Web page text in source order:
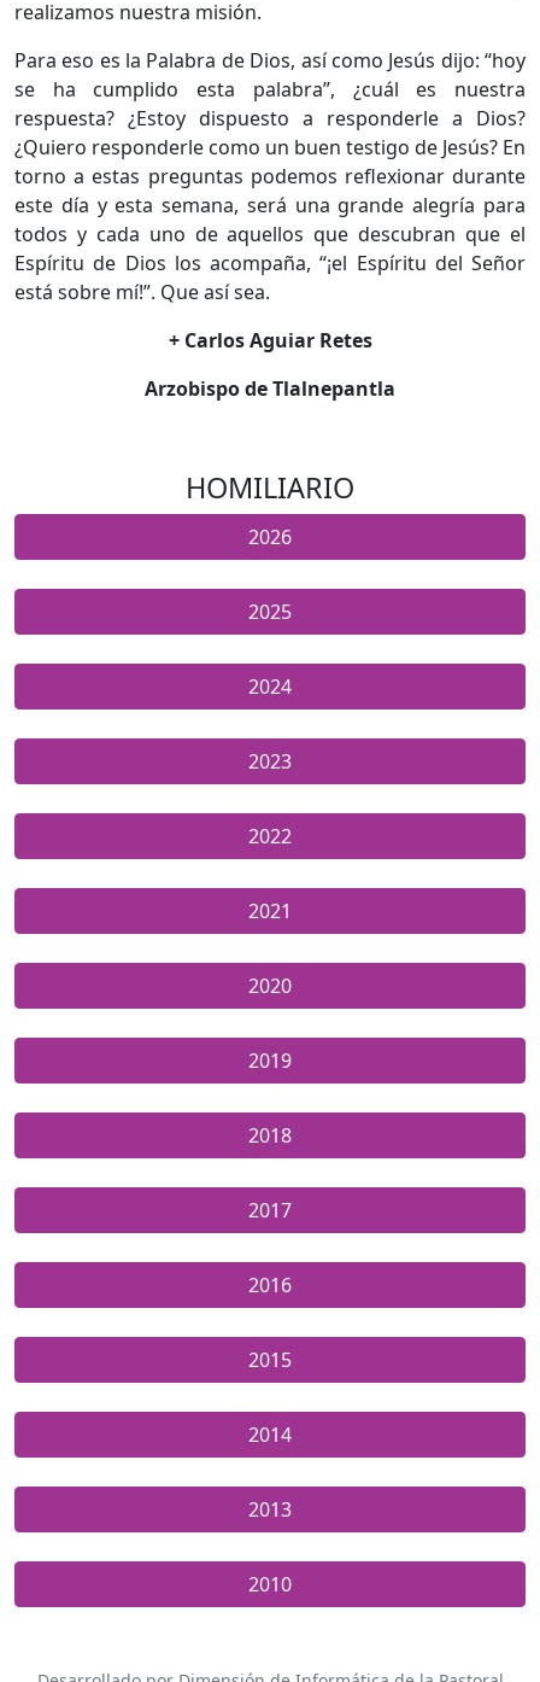
realizamos nuestra misión.
Para eso es la Palabra de Dios, así como Jesús dijo: “hoy
se ha cumplido esta palabra”, ¿cuál es nuestra
respuesta? ¿Estoy dispuesto a responderle a Dios?
¿Quiero responderle como un buen testigo de Jesús? En
torno a estas preguntas podemos reflexionar durante
este día y esta semana, será una grande alegría para
todos y cada uno de aquellos que descubran que el
Espíritu de Dios los acompaña, “¡el Espíritu del Señor
está sobre mí!”. Que así sea.
+ Carlos Aguiar Retes
Arzobispo de Tlalnepantla
HOMILIARIO
2026
2025
2024
2023
2022
2021
2020
2019
2018
2017
2016
2015
2014
2013
2010